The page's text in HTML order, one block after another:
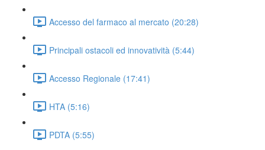
Accesso del farmaco al mercato (20:28)
Principali ostacoli ed innovatività (5:44)
Accesso Regionale (17:41)
HTA (5:16)
PDTA (5:55)